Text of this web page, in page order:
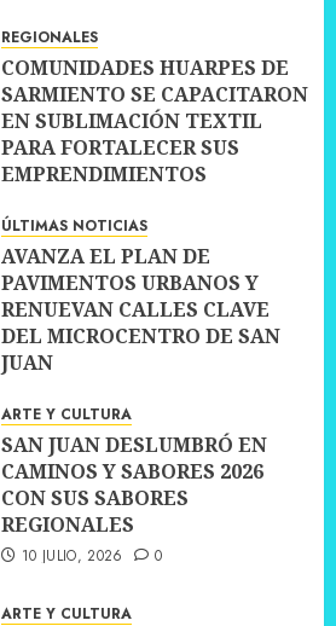
REGIONALES
COMUNIDADES HUARPES DE
SARMIENTO SE CAPACITARON
EN SUBLIMACIÓN TEXTIL
PARA FORTALECER SUS
EMPRENDIMIENTOS
ÚLTIMAS NOTICIAS
AVANZA EL PLAN DE
PAVIMENTOS URBANOS Y
RENUEVAN CALLES CLAVE
DEL MICROCENTRO DE SAN
JUAN
ARTE Y CULTURA
SAN JUAN DESLUMBRÓ EN
CAMINOS Y SABORES 2026
CON SUS SABORES
REGIONALES
10 JULIO, 2026 0
ARTE Y CULTURA